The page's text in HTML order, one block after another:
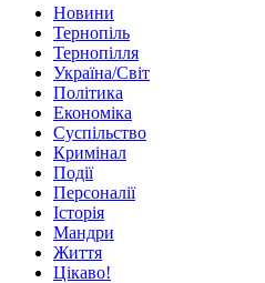
Новини
Тернопіль
Тернопілля
Україна/Світ
Політика
Економіка
Суспільство
Кримінал
Події
Персоналії
Історія
Мандри
Життя
Цікаво!